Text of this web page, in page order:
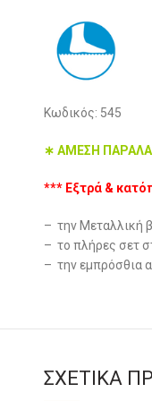
Κωδικός: 545
∗ ΑΜΕΣΗ
*** Εξτρά &
– την Μεταλλική
– το πλήρες σετ
– την εμπρόσθια
ΣΧΕΤΙΚΆ